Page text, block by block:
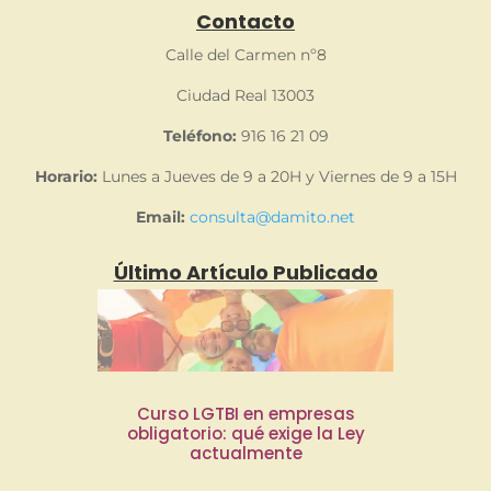
Contacto
Calle del Carmen nº8
Ciudad Real 13003
Teléfono: 916 16 21 09
Horario: Lunes a Jueves de 9 a 20H y Viernes de 9 a 15H
Email: consulta@damito.net
Último Artículo Publicado
Curso LGTBI en empresas
obligatorio: qué exige la Ley
actualmente